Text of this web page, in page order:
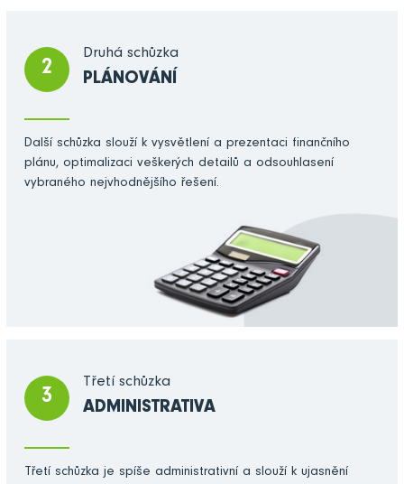
2
Druhá schůzka
PLÁNOVÁNÍ
Další schůzka slouží k vysvětlení a prezentaci finančního
plánu, optimalizaci veškerých detailů a odsouhlasení
vybraného nejvhodnějšího řešení.
3
Třetí schůzka
ADMINISTRATIVA
Třetí schůzka je spíše administrativní a slouží k ujasnění